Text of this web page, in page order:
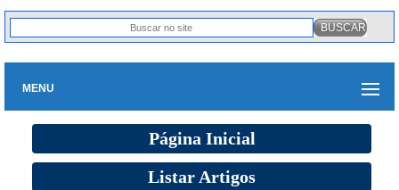
MENU
Página Inicial
Listar Artigos